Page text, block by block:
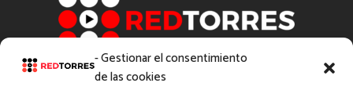
- Gestionar el consentimiento
de las cookies
© 2012 – 2025 – REDTORRES SL